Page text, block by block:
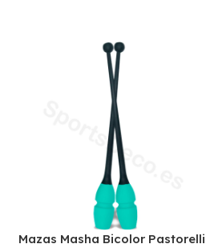
Mazas Masha Bicolor Pastorelli